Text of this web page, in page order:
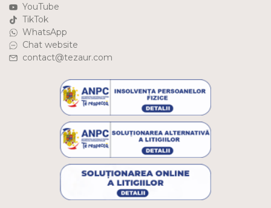
YouTube
TikTok
WhatsApp
Chat website
contact@tezaur.com